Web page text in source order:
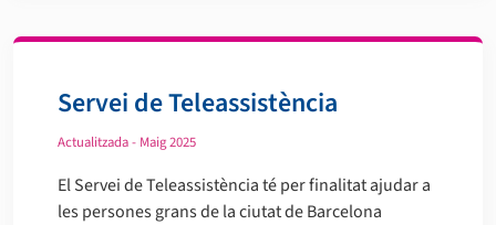
Servei de Teleassistència
Actualitzada - Maig 2025
El Servei de Teleassistència té per finalitat ajudar a
les persones grans de la ciutat de Barcelona